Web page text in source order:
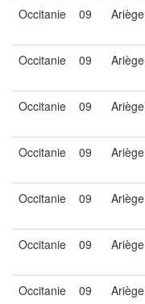
Occitanie 09 Ariège
Occitanie 09 Ariège
Occitanie 09 Ariège
Occitanie 09 Ariège
Occitanie 09 Ariège
Occitanie 09 Ariège
Occitanie 09 Ariège